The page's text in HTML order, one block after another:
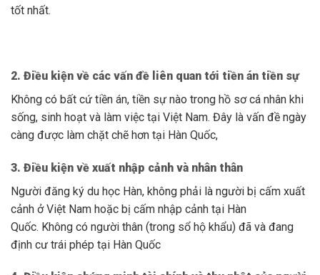
tốt nhất.
2. Điều kiện về các vấn đề liên quan tới tiền án tiền sự
Không có bất cứ tiền án, tiền sự nào trong hồ sơ cá nhân khi
sống, sinh hoạt và làm việc tại Việt Nam. Đây là vấn đề ngày
càng được làm chặt chẽ hơn tại Hàn Quốc,
3. Điều kiện về xuất nhập cảnh và nhân thân
Người đăng ký du học Hàn, không phải là người bị cấm xuất
cảnh ở Việt Nam hoặc bị cấm nhập cảnh tại Hàn
Quốc. Không có người thân (trong sổ hộ khẩu) đã và đang
định cư trái phép tại Hàn Quốc